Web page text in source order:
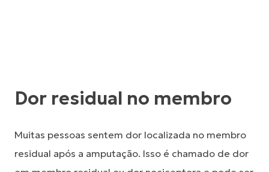
Dor residual no membro
Muitas pessoas sentem dor localizada no membro
residual após a amputação. Isso é chamado de dor